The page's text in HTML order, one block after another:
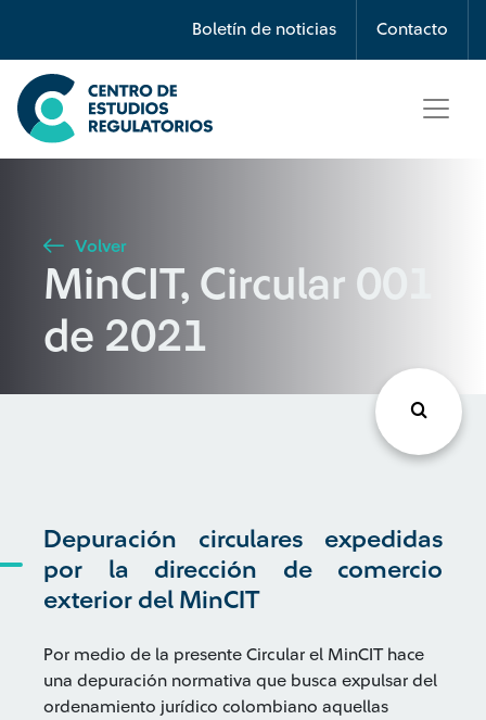
Boletín de noticias Contacto
Búsqueda
Seleccione país
Buscar
Volver
MinCIT, Circular 001
de 2021
Depuración circulares expedidas
por la dirección de comercio
exterior del MinCIT
Por medio de la presente Circular el MinCIT hace
una depuración normativa que busca expulsar del
ordenamiento jurídico colombiano aquellas